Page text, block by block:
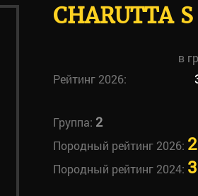
CHARUTTA
в
Рейтинг 2026:
Группа: 2
Породный рейтинг 2026:
Породный рейтинг 2024: